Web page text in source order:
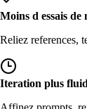
Moins d essais de
Reliez references,
Iteration plus